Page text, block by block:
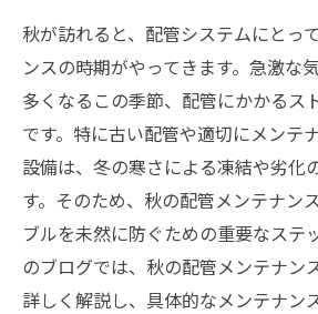
秋が訪れると、配管システムにとっ
ンスの時期がやってきます。急激な
多くなるこの季節、配管にかかるス
です。特に古い配管や適切にメンテ
設備は、冬の寒さによる凍結や劣化
す。そのため、秋の配管メンテナン
ブルを未然に防ぐための重要なステ
のブログでは、秋の配管メンテナン
詳しく解説し、具体的なメンテナン